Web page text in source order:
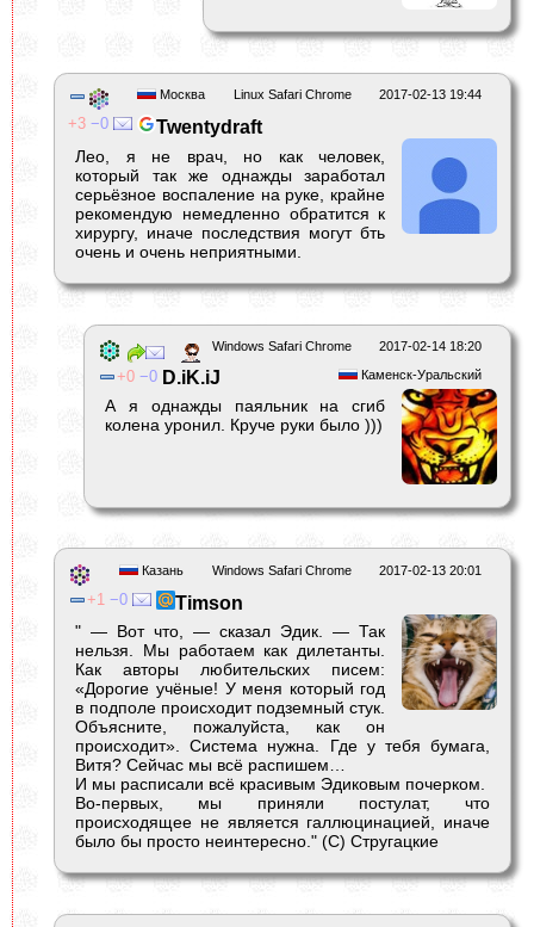
2017-02-13 19:44
Linux Safari Chrome
Москва
3 0 Twentydraft
Лео, я не врач, но как человек,
который так же однажды заработал
серьёзное воспаление на руке, крайне
рекомендую немедленно обратится к
хирургу, иначе последствия могут бть
очень и очень неприятными.
2017-02-14 18:20
Windows Safari Chrome
Каменск-Уральский
0 0 D.iK.iJ
А я однажды паяльник на сгиб
колена уронил. Круче руки было )))
2017-02-13 20:01
Windows Safari Chrome
Казань
1 0 Timson
" — Вот что, — сказал Эдик. — Так
нельзя. Мы работаем как дилетанты.
Как авторы любительских писем:
«Дорогие учёные! У меня который год
в подполе происходит подземный стук.
Объясните, пожалуйста, как он
происходит». Система нужна. Где у тебя бумага,
Витя? Сейчас мы всё распишем…
И мы расписали всё красивым Эдиковым почерком.
Во-первых, мы приняли постулат, что
происходящее не является галлюцинацией, иначе
было бы просто неинтересно." (С) Стругацкие